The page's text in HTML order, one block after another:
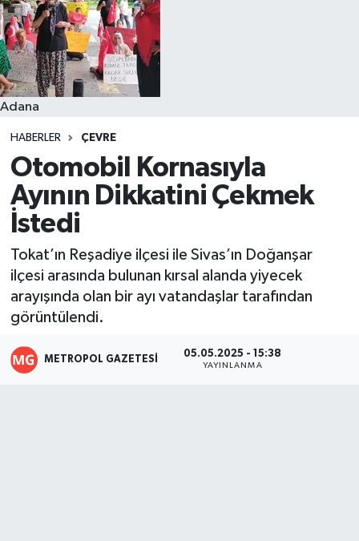
Adana
HABERLER ÇEVRE
Otomobil Kornasıyla
Ayının Dikkatini Çekmek
İstedi
Tokat’ın Reşadiye ilçesi ile Sivas’ın Doğanşar
ilçesi arasında bulunan kırsal alanda yiyecek
arayışında olan bir ayı vatandaşlar tarafından
görüntülendi.
METROPOL GAZETESI 05.05.2025 - 15:38
YAYINLANMA
Resmi İlanlar